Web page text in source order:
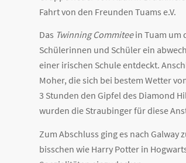
Fahrt von den Freunden Tuams e.V.
Das Twinning Commiteein Tuam um
Schülerinnen und Schüler ein
einer irischen Schule entdeckt.
Moher, die sich bei bestem Wetter
3 Stunden den Gipfel des Diamond
wurden die Straubinger für diese
Zum Abschluss ging es nach
bisschen wie Harry Potter in